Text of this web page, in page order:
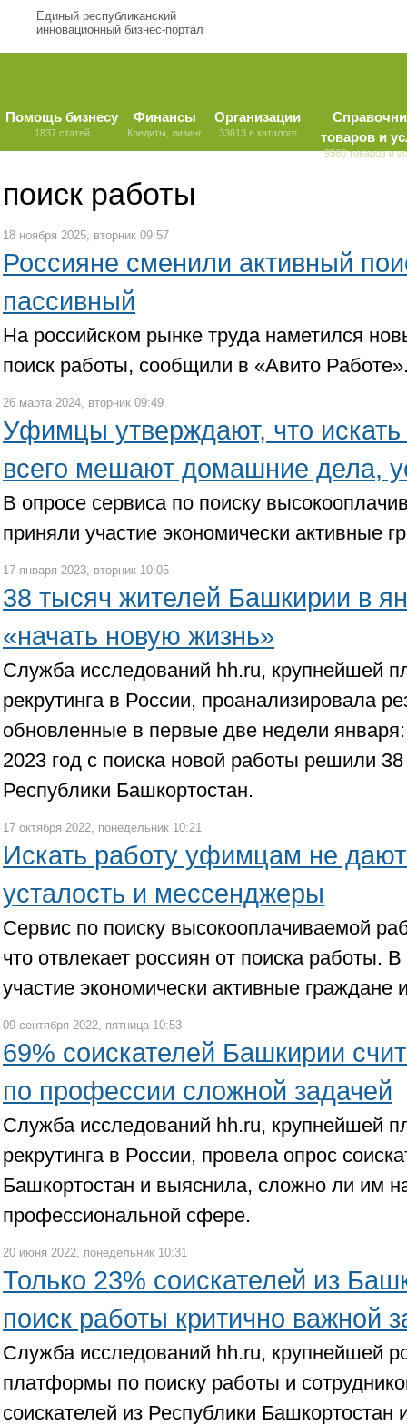
Единый республиканский
инновационный бизнес-портал
Помощь бизнесу
1837 статей
Финансы
Кредиты, лизинг
Организации
33613 в каталоге
товаров и
9580 товаров и
поиск работы
18 ноября 2025, вторник 09:57
Россияне сменили активный
пассивный
На российском рынке труда наметился
поиск работы, сообщили в «Авито
26 марта 2024, вторник 09:49
Уфимцы утверждают, что
всего мешают домашние дела,
В опросе сервиса по поиску
приняли участие экономически активные
17 января 2023, вторник 10:05
38 тысяч жителей Башкирии в
«начать новую жизнь»
Служба исследований hh.ru, крупнейшей
рекрутинга в России, проанализировала
обновленные в первые две недели января:
2023 год с поиска новой работы решили
Республики Башкортостан.
17 октября 2022, понедельник 10:21
Искать работу уфимцам не
усталость и мессенджеры
Сервис по поиску высокооплачиваемой
что отвлекает россиян от поиска работы.
участие экономически активные граждане
09 сентября 2022, пятница 10:53
69% соискателей Башкирии
по профессии сложной задачей
Служба исследований hh.ru, крупнейшей
рекрутинга в России, провела опрос
Башкортостан и выяснила, сложно ли им
профессиональной сфере.
20 июня 2022, понедельник 10:31
Только 23% соискателей из
поиск работы критично важной
Служба исследований hh.ru, крупнейшей
платформы по поиску работы и
соискателей из Республики Башкортостан